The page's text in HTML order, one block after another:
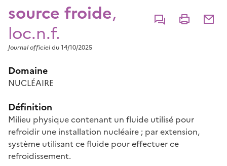
source froide,
loc.n.f.
CommenterImprimer
Journal officieldu 14/10/2025
Domaine
NUCLÉAIRE
Définition
Milieu physique contenant un fluide utilisé pour
refroidir une installation nucléaire ; par extension,
système utilisant ce fluide pour effectuer ce
refroidissement.